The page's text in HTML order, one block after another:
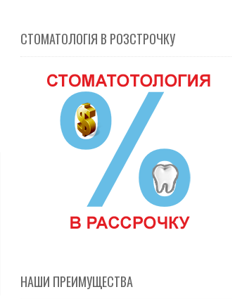
СТОМАТОЛОГІЯ В РОЗСТРОЧКУ
НАШИ ПРЕИМУЩЕСТВА